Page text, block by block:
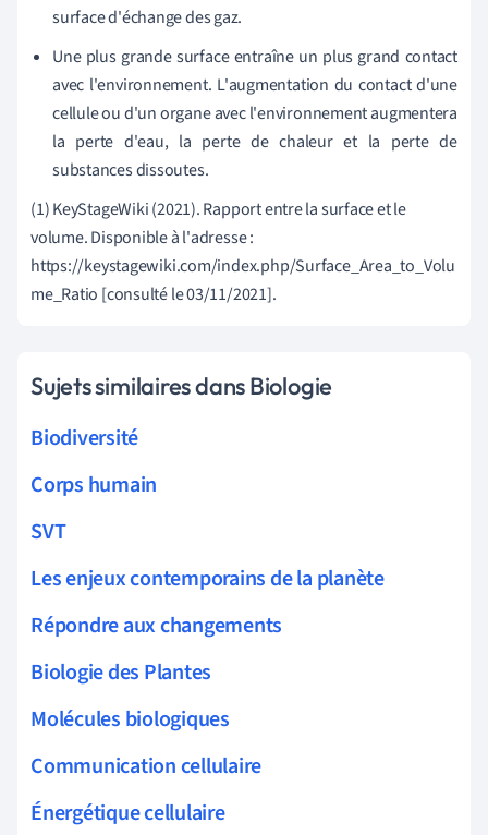
surface d'échange des gaz.
Une plus grande surface entraîne un plus grand contact
avec l'environnement. L'augmentation du contact d'une
cellule ou d'un organe avec l'environnement augmentera
la perte d'eau, la perte de chaleur et la perte de
substances dissoutes.
(1) KeyStageWiki (2021). Rapport entre la surface et le
volume. Disponible à l'adresse :
https://keystagewiki.com/index.php/Surface_Area_to_Volu
me_Ratio [consulté le 03/11/2021].
Sujets similaires dans Biologie
Biodiversité
Corps humain
SVT
Les enjeux contemporains de la planète
Répondre aux changements
Biologie des Plantes
Molécules biologiques
Communication cellulaire
Énergétique cellulaire